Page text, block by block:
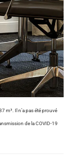
m³. Il n’a pas été prouvé
de la COVID-19